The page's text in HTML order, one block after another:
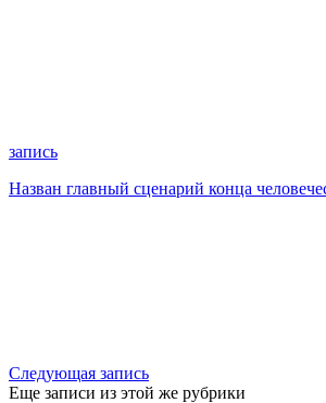
запись
Назван главный сценарий конца
Следующая запись
Еще записи из этой же рубрики